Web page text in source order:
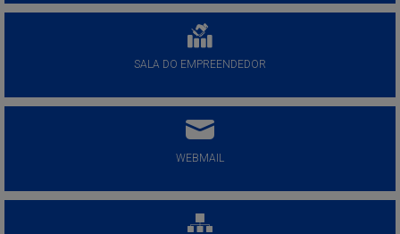
SALA DO EMPREENDEDOR
WEBMAIL